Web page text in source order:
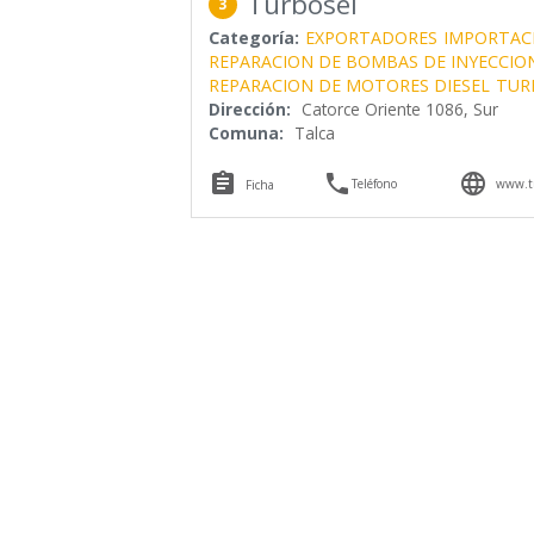
3
Categoría: EXPORTADORES
REPARACION DE BOMBAS DE
REPARACION DE MOTORES DIESEL
Dirección: Catorce Oriente 1086, Sur
Comuna: Talca
 Ficha Teléfono 